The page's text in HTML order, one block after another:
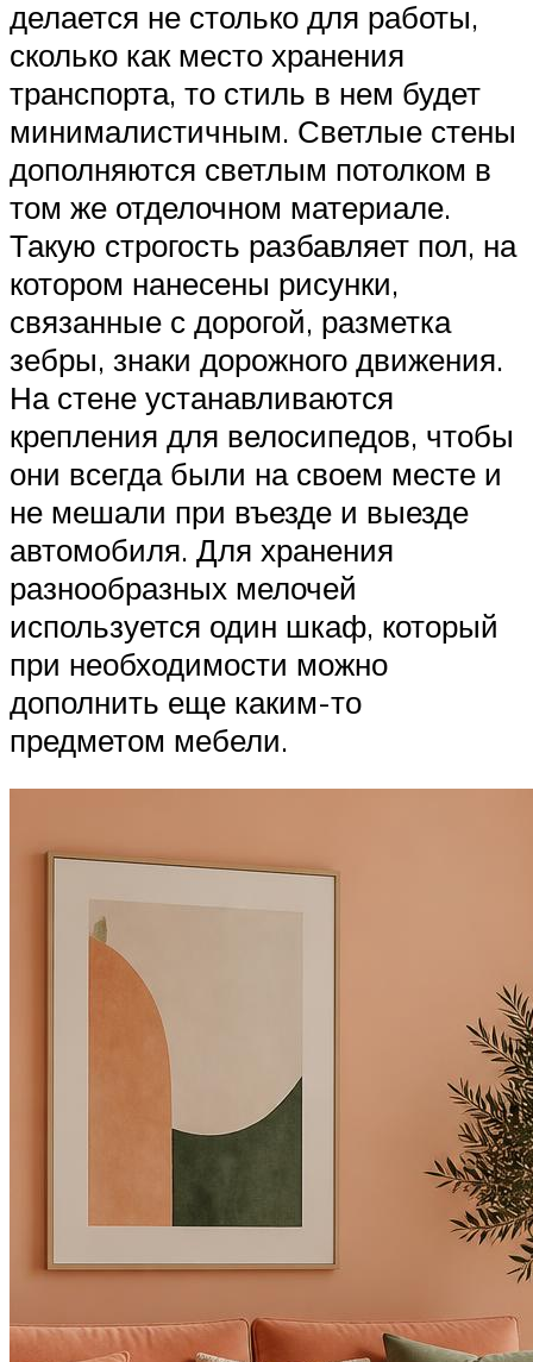
делается не столько для работы,
сколько как место хранения
транспорта, то стиль в нем будет
минималистичным. Светлые стены
дополняются светлым потолком в
том же отделочном материале.
Такую строгость разбавляет пол, на
котором нанесены рисунки,
связанные с дорогой, разметка
зебры, знаки дорожного движения.
На стене устанавливаются
крепления для велосипедов, чтобы
они всегда были на своем месте и
не мешали при въезде и выезде
автомобиля. Для хранения
разнообразных мелочей
используется один шкаф, который
при необходимости можно
дополнить еще каким-то
предметом мебели.